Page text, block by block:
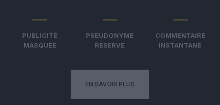
PUBLICITÉ
MASQUÉE
PSEUDONYME
RÉSERVÉ
COMMENTAIRE
INSTANTANÉ
EN SAVOIR PLUS